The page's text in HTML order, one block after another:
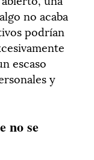
no acaba
podrían
escaso
y
no se